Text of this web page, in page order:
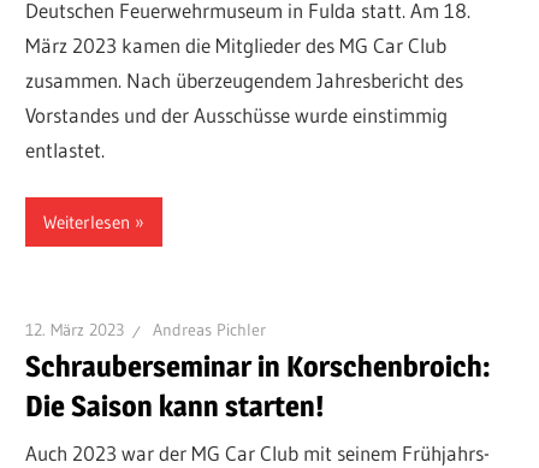
Deutschen Feuerwehrmuseum in Fulda statt. Am 18.
März 2023 kamen die Mitglieder des MG Car Club
zusammen. Nach überzeugendem Jahresbericht des
Vorstandes und der Ausschüsse wurde einstimmig
entlastet.
Weiterlesen
12. März 2023 Andreas Pichler
Schrauberseminar in Korschenbroich:
Die Saison kann starten!
Auch 2023 war der MG Car Club mit seinem Frühjahrs-